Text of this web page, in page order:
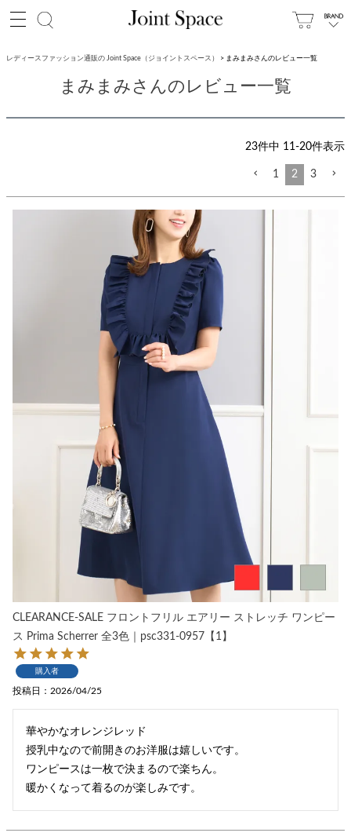
レディースファッション通販の Joint Space（ジョイントスペース） まみまみさんのレビュー一覧
まみまみさんのレビュー一覧
23件中 11-20件表示
1 2 3
CLEARANCE-SALE フロントフリル エアリー ストレッチ ワンピー
ス Prima Scherrer 全3色｜psc331-0957【1】
購入者
投稿日 2026/04/25
華やかなオレンジレッド
授乳中なので前開きのお洋服は嬉しいです。
ワンピースは一枚で決まるので楽ちん。
暖かくなって着るのが楽しみです。